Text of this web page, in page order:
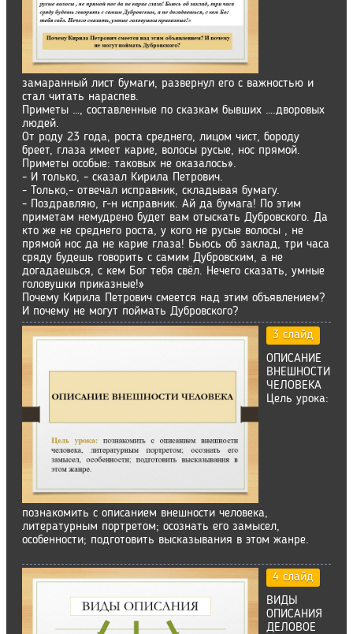
замаранный лист бумаги, развернул его с важностью и
стал читать нараспев.
Приметы …, составленные по сказкам бывших ….дворовых
людей.
От роду 23 года, роста среднего, лицом чист, бороду
бреет, глаза имеет карие, волосы русые, нос прямой.
Приметы особые: таковых не оказалось».
- И только, - сказал Кирила Петрович.
- Только,- отвечал исправник, складывая бумагу.
- Поздравляю, г-н исправник. Ай да бумага! По этим
приметам немудрено будет вам отыскать Дубровского. Да
кто же не среднего роста, у кого не русые волосы , не
прямой нос да не карие глаза! Бьюсь об заклад, три часа
сряду будешь говорить с самим Дубровским, а не
догадаешься, с кем Бог тебя свёл. Нечего сказать, умные
головушки приказные!»
Почему Кирила Петрович смеется над этим объявлением?
И почему не могут поймать Дубровского?
3 слайд
ОПИСАНИЕ
ВНЕШНОСТИ
ЧЕЛОВЕКА
Цель урока:
познакомить с описанием внешности человека,
литературным портретом; осознать его замысел,
особенности; подготовить высказывания в этом жанре.
4 слайд
ВИДЫ
ОПИСАНИЯ
ДЕЛОВОЕ